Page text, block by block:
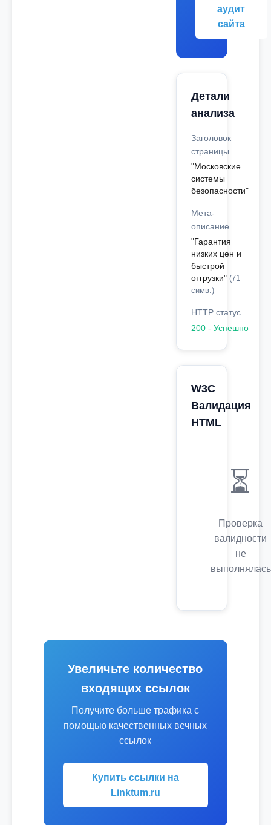
аудит
сайта
Детали
анализа
Заголовок
страницы
"Московские
системы
безопасности"
Мета-
описание
"Гарантия
низких цен и
быстрой
отгрузки" (71
симв.)
HTTP статус
200 - Успешно
W3C
Валидация
HTML
⏳
Проверка
валидности
не
выполнялась
Увеличьте количество
входящих ссылок
Получите больше трафика с
помощью качественных вечных
ссылок
Купить ссылки на
Linktum.ru